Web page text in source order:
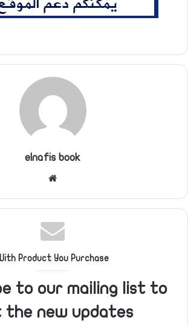
elnafis book
Product You Purchase
to our mailing list to
new updates!